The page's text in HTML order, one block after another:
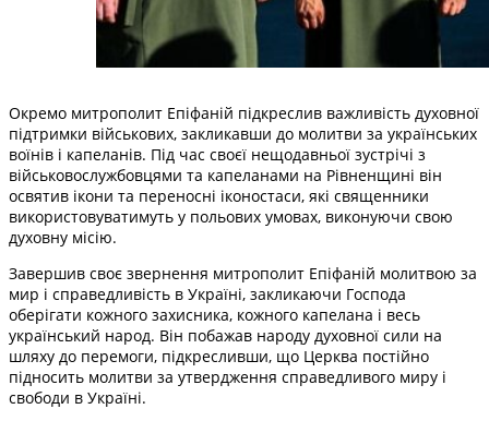
Окремо митрополит Епіфаній підкреслив важливість духовної
підтримки військових, закликавши до молитви за українських
воїнів і капеланів. Під час своєї нещодавньої зустрічі з
військовослужбовцями та капеланами на Рівненщині він
освятив ікони та переносні іконостаси, які священники
використовуватимуть у польових умовах, виконуючи свою
духовну місію.
Завершив своє звернення митрополит Епіфаній молитвою за
мир і справедливість в Україні, закликаючи Господа
оберігати кожного захисника, кожного капелана і весь
український народ. Він побажав народу духовної сили на
шляху до перемоги, підкресливши, що Церква постійно
підносить молитви за утвердження справедливого миру і
свободи в Україні.